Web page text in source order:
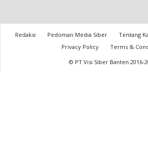
Redaksi Pedoman Media Siber Tentang
Privacy Policy
Terms &
© PT Visi Siber Banten 2016-